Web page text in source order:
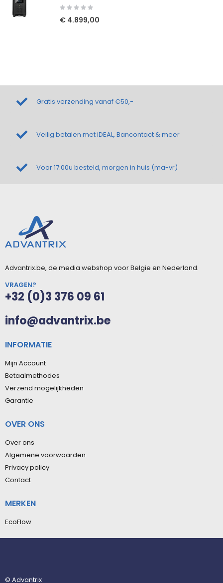
Rating:
0%
€ 4.899,00
Gratis verzending vanaf €50,-
Veilig betalen met iDEAL, Bancontact & meer
Voor 17:00u besteld, morgen in huis (ma-vr)
Advantrix.be, de media webshop voor Belgie en Nederland.
VRAGEN?
+32 (0)3 376 09 61
info@advantrix.be
INFORMATIE
Mijn Account
Betaalmethodes
Verzend mogelijkheden
Garantie
OVER ONS
Over ons
Algemene voorwaarden
Privacy policy
Contact
MERKEN
EcoFlow
© Advantrix